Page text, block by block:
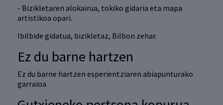
- Bizikletaren alokairua, tokiko gidaria eta mapa
artistikoa opari.
Ibilbide gidatua, bizikletaz, Bilbon zehar.
Ez du barne hartzen
Ez du barne hartzen esperientziaren abiapunturako
garraioa